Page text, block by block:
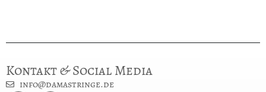
Kontakt & Social Media
info@damastringe.de